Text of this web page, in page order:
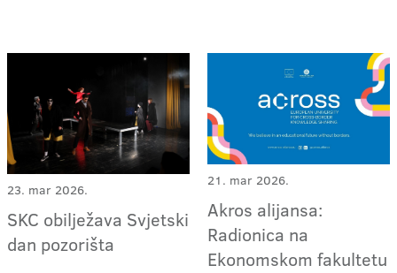
23. mar 2026.
SKC obilježava Svjetski
dan pozorišta
21. mar 2026.
Akros alijansa:
Radionica na
Ekonomskom fakultetu